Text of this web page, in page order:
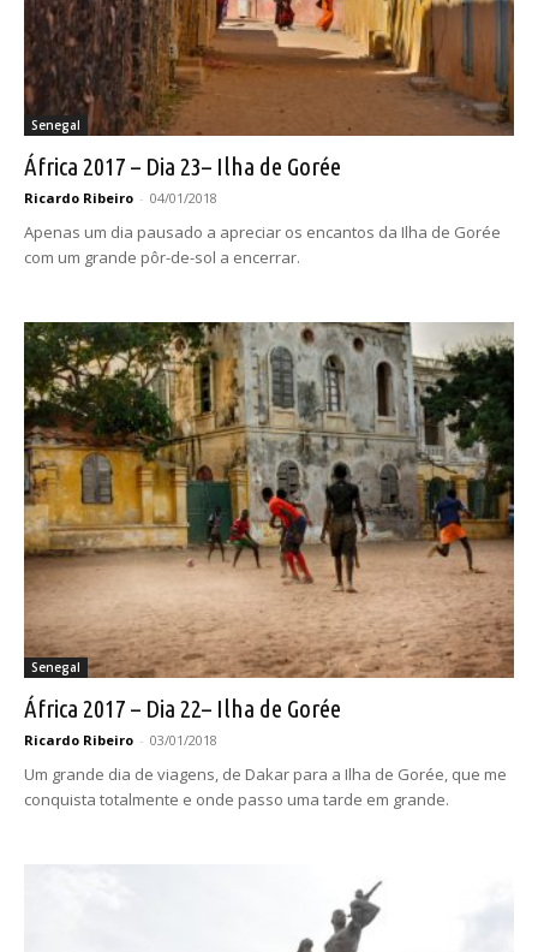
Senegal
África 2017 – Dia 23– Ilha de Gorée
Ricardo Ribeiro - 04/01/2018
Apenas um dia pausado a apreciar os encantos da Ilha de Gorée
com um grande pôr-de-sol a encerrar.
Senegal
África 2017 – Dia 22– Ilha de Gorée
Ricardo Ribeiro - 03/01/2018
Um grande dia de viagens, de Dakar para a Ilha de Gorée, que me
conquista totalmente e onde passo uma tarde em grande.